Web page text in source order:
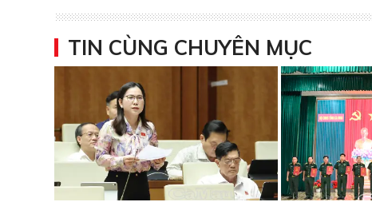
TIN CÙNG CHUYÊN MỤC